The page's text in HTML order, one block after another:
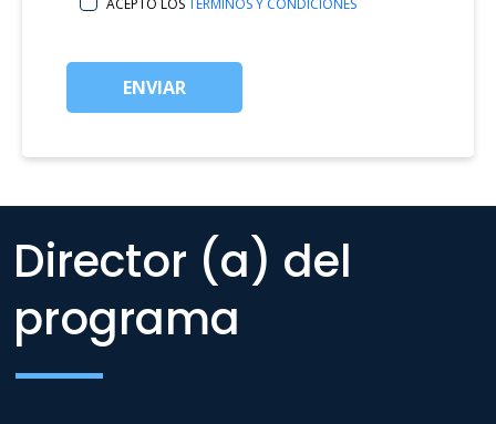
ACEPTO LOS TÉRMINOS Y CONDICIONES
ENVIAR
Director (a) del
programa